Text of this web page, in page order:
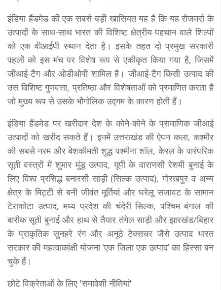
इंडिया हैंडमेड की एक सबसे बड़ी खासियत यह है कि यह रोजमर्रा के
उत्पादों के साथ-साथ भारत की विशिष्ट क्षेत्रीय पहचान वाले शिल्पों
को एक वीआईपी स्थान देता है। इसके तहत दो प्रमुख सरकारी
पहलों को इस मंच पर विशेष रूप से एकीकृत किया गया है, जिसमें
जीआई-टैग और ओडीओपी शामिल है। जीआई-टैग किसी उत्पाद की
उस विशिष्ट गुणवत्ता, प्रतिष्ठा और विशेषताओं को प्रमाणित करता है
जो मुख्य रूप से उसके भौगोलिक उद्गम के कारण होती हैं।
इंडिया हैंडमेड पर खरीदार देश के कोने-कोने के प्रामाणिक जीआई
उत्पादों को खरीद सकते हैं। इनमें उत्तराखंड की ऐपन कला, कश्मीर
की सबसे नरम और बेशकीमती शुद्ध पश्मीना शॉल, केरल के पारंपरिक
सूती वस्त्रों में शुमार मुंडू उत्पाद, यूपी के वाराणसी रेशमी बुनाई के
लिए विश्व प्रसिद्ध बनारसी साड़ी (सिल्क उत्पाद), गोरखपुर व अन्य
क्षेत्र के मिट्टी से बनी जीवंत मूर्तियां और घरेलू सजावट के सामान
टेराकोटा उत्पाद, मध्य प्रदेश की चंदेरी सिल्क, पश्चिम बंगाल की
बारीक सूती बुनाई और हाथ से तैयार तंगेल साड़ी और झारखंड/बिहार
के प्राकृतिक सुनहरे रंग और अनूठे टेक्सचर जैसे उत्पाद भारत
सरकार की महत्वाकांक्षी योजना ‘एक जिला एक उत्पाद’ का हिस्सा बन
चुके हैं।
छोटे विक्रेताओं के लिए 'समावेशी नीतियां'